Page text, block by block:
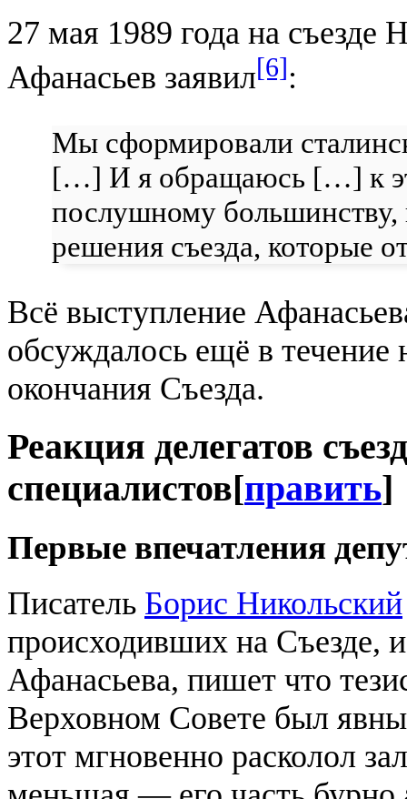
27 мая 1989 года на
Афанасьев заявил[6]:
Мы сформировали
[…] И я обращаюсь […] к
послушному большинству,
решения съезда, которые
Всё выступление
обсуждалось ещё в течение
окончания Съезда.
Реакция делегатов
специалистов[править]
Первые впечатления
Писатель Борис Никольский
происходивших на Съезде,
Афанасьева, пишет что
Верховном Совете был
этот мгновенно расколол